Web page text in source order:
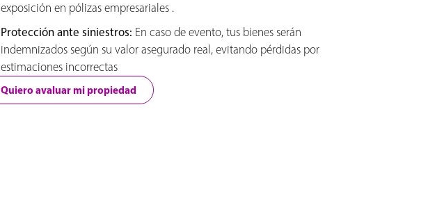
exposición en pólizas empresariales .
Protección ante siniestros: En caso de evento, tus bienes serán
indemnizados según su valor asegurado real, evitando pérdidas por
estimaciones incorrectas
Quiero avaluar mi propiedad